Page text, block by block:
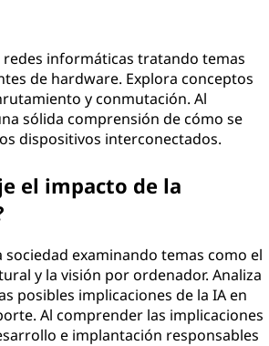
informáticas tratando temas
de hardware. Explora conceptos
y conmutación. Al
sólida comprensión de cómo se
dispositivos interconectados.
el impacto de la
examinando temas como el
y la visión por ordenador. Analiza
posibles implicaciones de la IA en
Al comprender las implicaciones
e implantación responsables